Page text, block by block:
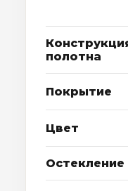
полотна
Покрытие
Цвет
Остекление